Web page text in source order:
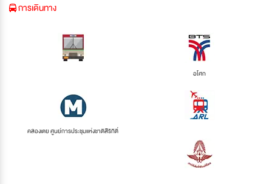
การเดินทาง
อโศก
คลองเตย ศูนย์การประชุมแห่งชาติสิริกิติ์